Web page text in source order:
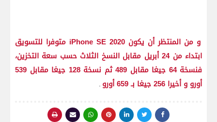
و من المنتظر أن يكون iPhone SE 2020 متوفرا للتسويق
ابتداء من 24 أبريل مقابل النسخ الثلاث حسب سعة التخزين،
فنسخة 64 جيغا مقابل 489 ثم نسخة 128 جيغا مقابل 539
أورو و أخيرا 256 جيغا بـ 659 أورو
.